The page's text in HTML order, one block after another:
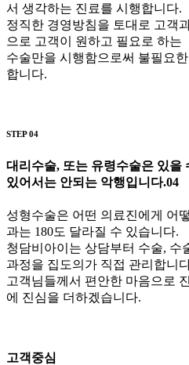
서 생각하는 진료를 시행합니다.
정직한 경영방침을 토대로 고객
으로 고객이 원하고 필요로 하는
수술만을 시행함으로써 불필요
합니다.
STEP 04
대리수술, 또는 유령수술은 있을
있어서는 안되는 악행입니다.04
성형수술은 어떤 의료진에게 어
과는 180도 달라질 수 있습니다.
청담비아이는 상담부터 수술, 수
과정을 집도의가 직접 관리합니
고객님들께서 편안한 마음으로
에 진심을 더하겠습니다.
고객중심